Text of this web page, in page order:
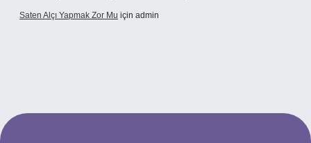
Saten Alçı Yapmak Zor Mu için admin